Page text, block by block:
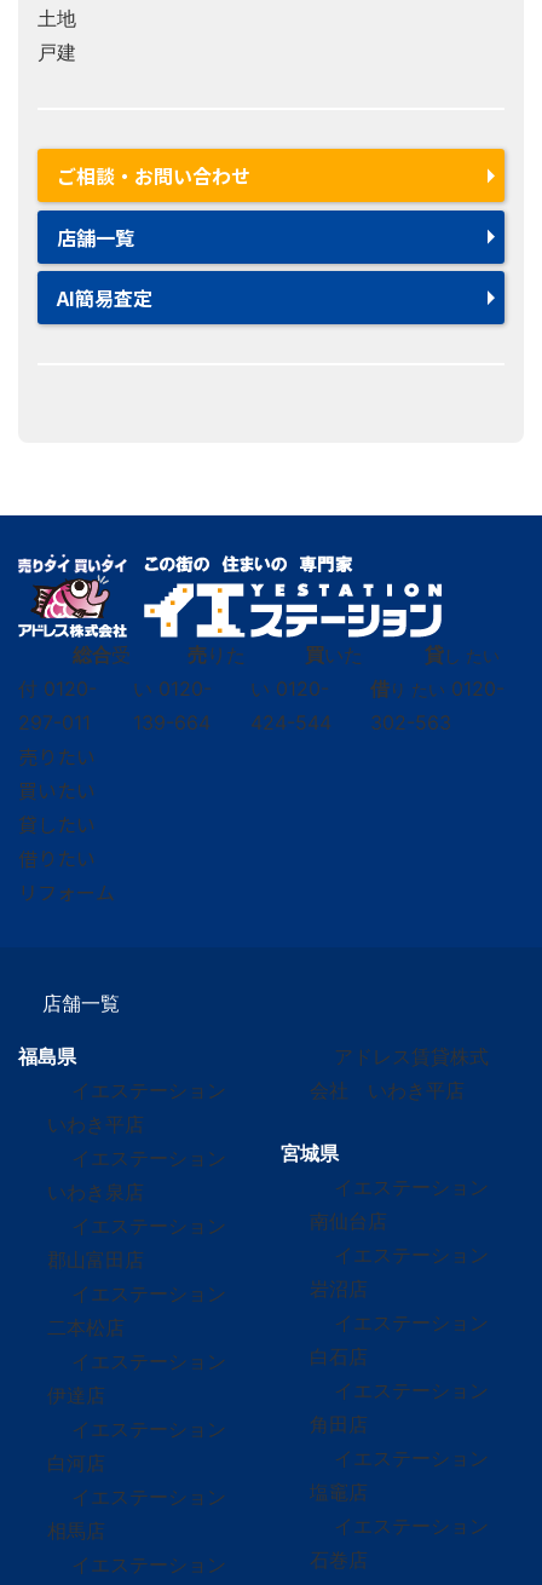
土地
戸建
ご相談・お問い合わせ
店舗一覧
AI簡易査定
総合受
付 0120-
297-011
売りた
い 0120-
139-664
買いた
い 0120-
424-544
貸し たい
借り たい 0120-
302-563
売りたい
買いたい
貸したい
借りたい
リフォーム
店舗一覧
福島県
イエステーション
いわき平店
イエステーション
いわき泉店
イエステーション
郡山富田店
イエステーション
二本松店
イエステーション
伊達店
イエステーション
白河店
イエステーション
相馬店
イエステーション
アドレス賃貸株式
会社 いわき平店
宮城県
イエステーション
南仙台店
イエステーション
岩沼店
イエステーション
白石店
イエステーション
角田店
イエステーション
塩竈店
イエステーション
石巻店